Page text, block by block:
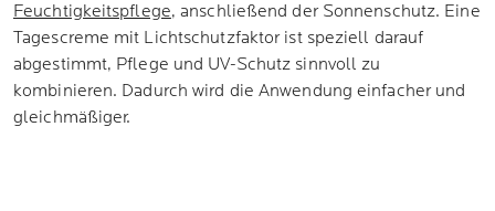
Feuchtigkeitspflege, anschließend der Sonnenschutz. Eine
Tagescreme mit Lichtschutzfaktor ist speziell darauf
abgestimmt, Pflege und UV-Schutz sinnvoll zu
kombinieren. Dadurch wird die Anwendung einfacher und
gleichmäßiger.